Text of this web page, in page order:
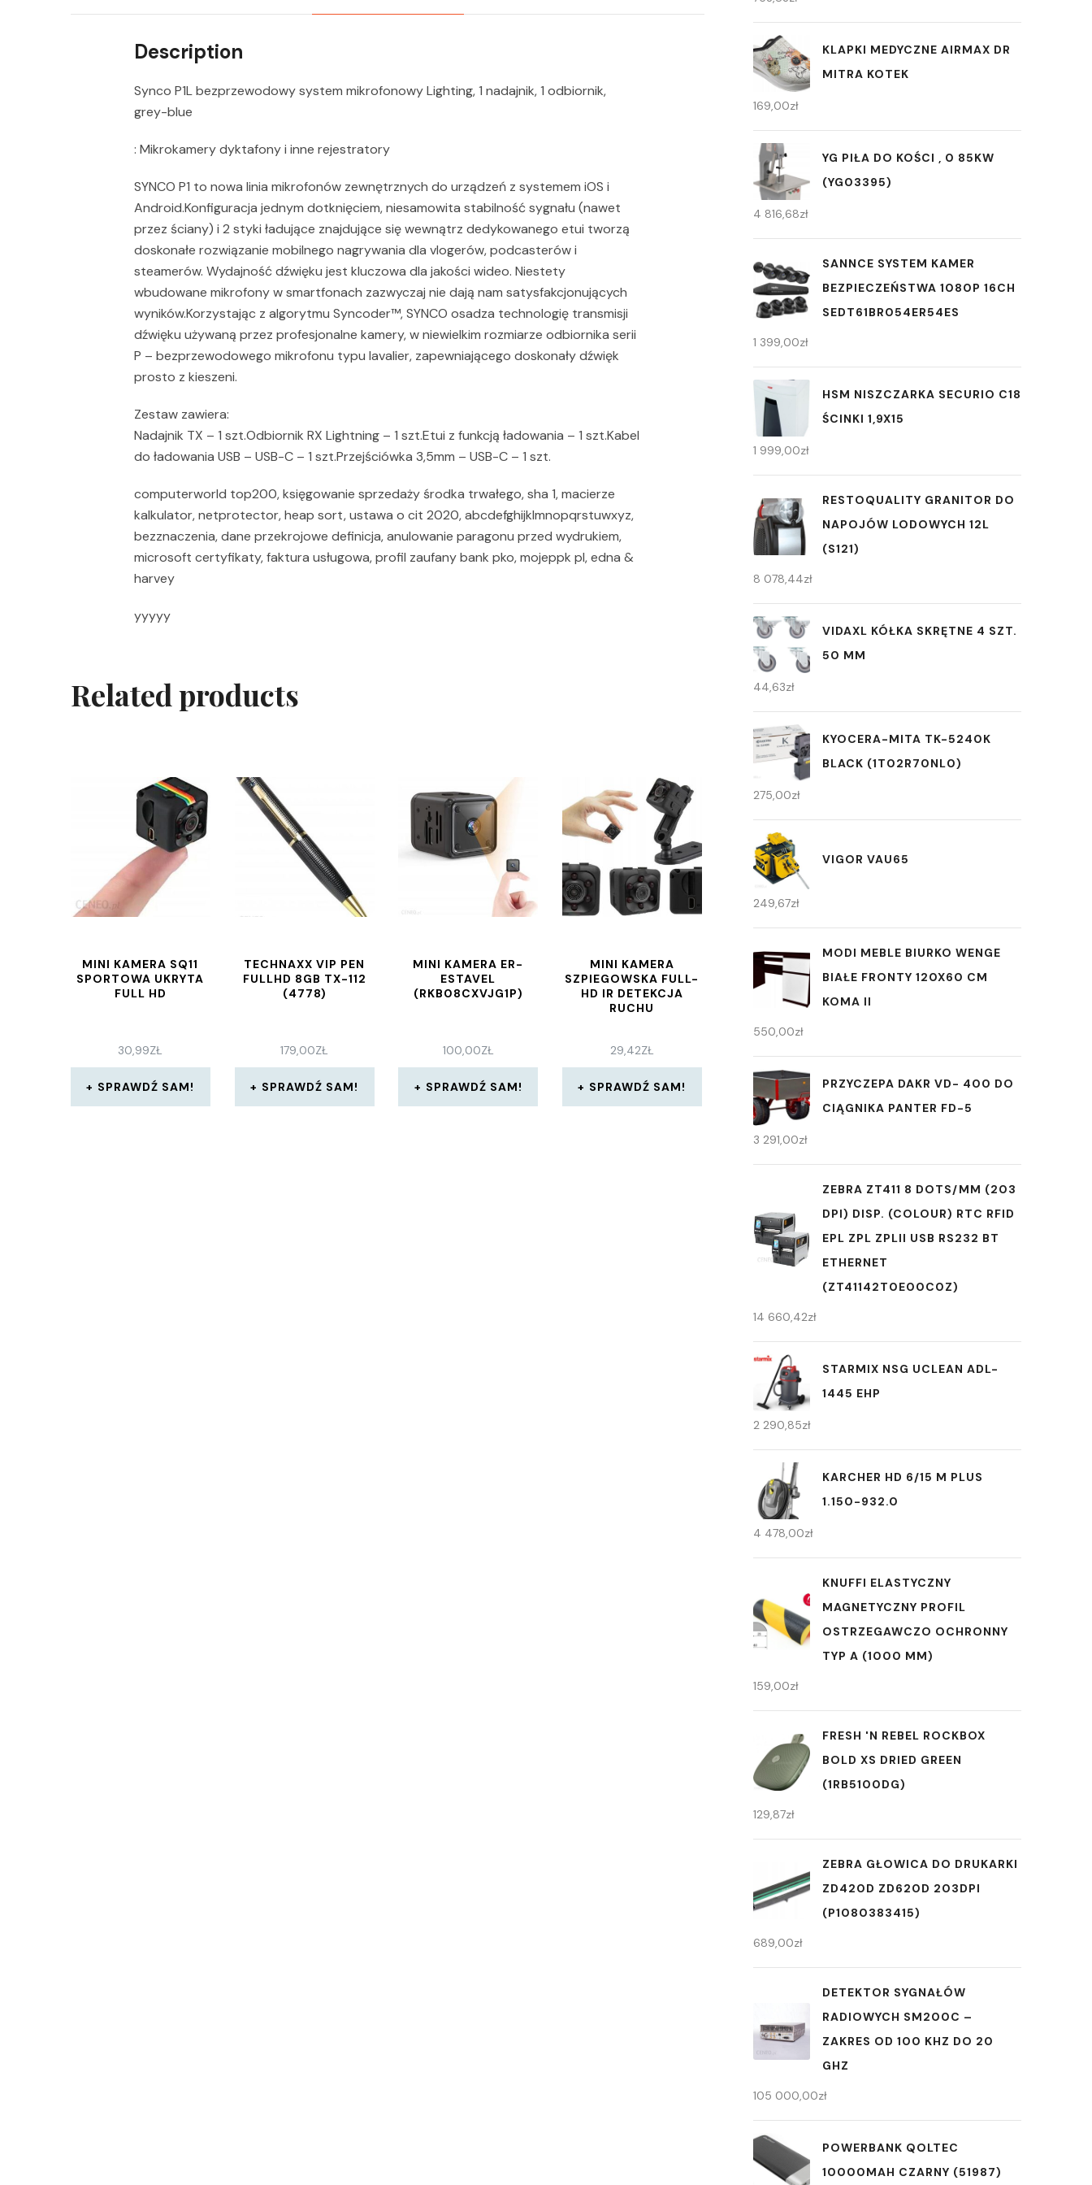
Description
Synco P1L bezprzewodowy system mikrofonowy Lighting, 1 nadajnik, 1 odbiornik,
grey-blue
: Mikrokamery dyktafony i inne rejestratory
SYNCO P1 to nowa linia mikrofonów zewnętrznych do urządzeń z systemem iOS i
Android.Konfiguracja jednym dotknięciem, niesamowita stabilność sygnału (nawet
przez ściany) i 2 styki ładujące znajdujące się wewnątrz dedykowanego etui tworzą
doskonałe rozwiązanie mobilnego nagrywania dla vlogerów, podcasterów i
steamerów. Wydajność dźwięku jest kluczowa dla jakości wideo. Niestety
wbudowane mikrofony w smartfonach zazwyczaj nie dają nam satysfakcjonujących
wyników.Korzystając z algorytmu Syncoder™, SYNCO osadza technologię transmisji
dźwięku używaną przez profesjonalne kamery, w niewielkim rozmiarze odbiornika serii
P – bezprzewodowego mikrofonu typu lavalier, zapewniającego doskonały dźwięk
prosto z kieszeni.
Zestaw zawiera:
Nadajnik TX – 1 szt.Odbiornik RX Lightning – 1 szt.Etui z funkcją ładowania – 1 szt.Kabel
do ładowania USB – USB-C – 1 szt.Przejściówka 3,5mm – USB-C – 1 szt.
computerworld top200, księgowanie sprzedaży środka trwałego, sha 1, macierze
kalkulator, netprotector, heap sort, ustawa o cit 2020, abcdefghijklmnopqrstuwxyz,
bezznaczenia, dane przekrojowe definicja, anulowanie paragonu przed wydrukiem,
microsoft certyfikaty, faktura usługowa, profil zaufany bank pko, mojeppk pl, edna &
harvey
yyyyy
Related products
MINI KAMERA SQ11
SPORTOWA UKRYTA
FULL HD
30,99ZŁ
SPRAWDŹ SAM!
TECHNAXX VIP PEN
FULLHD 8GB TX-112
(4778)
179,00ZŁ
SPRAWDŹ SAM!
MINI KAMERA ER-
ESTAVEL
(RKB08CXVJG1P)
100,00ZŁ
SPRAWDŹ SAM!
MINI KAMERA
SZPIEGOWSKA FULL-
HD IR DETEKCJA
RUCHU
29,42ZŁ
SPRAWDŹ SAM!
KLAPKI MEDYCZNE AIRMAX DR
MITRA KOTEK
169,00zł
YG PIŁA DO KOŚCI , 0 85KW
(YG03395)
4 816,68zł
SANNCE SYSTEM KAMER
BEZPIECZEŃSTWA 1080P 16CH
SEDT61BR054ER54ES
1 399,00zł
HSM NISZCZARKA SECURIO C18
ŚCINKI 1,9X15
1 999,00zł
RESTOQUALITY GRANITOR DO
NAPOJÓW LODOWYCH 12L
(S121)
8 078,44zł
VIDAXL KÓŁKA SKRĘTNE 4 SZT.
50 MM
44,63zł
KYOCERA-MITA TK-5240K
BLACK (1T02R70NL0)
275,00zł
VIGOR VAU65
249,67zł
MODI MEBLE BIURKO WENGE
BIAŁE FRONTY 120X60 CM
KOMA II
550,00zł
PRZYCZEPA DAKR VD- 400 DO
CIĄGNIKA PANTER FD-5
3 291,00zł
ZEBRA ZT411 8 DOTS/MM (203
DPI) DISP. (COLOUR) RTC RFID
EPL ZPL ZPLII USB RS232 BT
ETHERNET
(ZT41142T0E00C0Z)
14 660,42zł
STARMIX NSG UCLEAN ADL-
1445 EHP
2 290,85zł
KARCHER HD 6/15 M PLUS
1.150-932.0
4 478,00zł
KNUFFI ELASTYCZNY
MAGNETYCZNY PROFIL
OSTRZEGAWCZO OCHRONNY
TYP A (1000 MM)
159,00zł
FRESH 'N REBEL ROCKBOX
BOLD XS DRIED GREEN
(1RB5100DG)
129,87zł
ZEBRA GŁOWICA DO DRUKARKI
ZD420D ZD620D 203DPI
(P1080383415)
689,00zł
DETEKTOR SYGNAŁÓW
RADIOWYCH SM200C –
ZAKRES OD 100 KHZ DO 20
GHZ
105 000,00zł
POWERBANK QOLTEC
10000MAH CZARNY (51987)